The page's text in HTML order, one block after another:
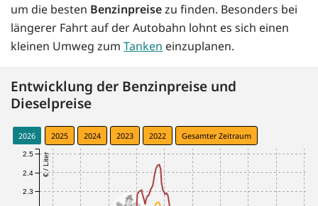
um die besten Benzinpreisezu finden. Besonders bei
längerer Fahrt auf der Autobahn lohnt es sich einen
kleinen Umweg zum Tanken einzuplanen.
Entwicklung der Benzinpreise und
Dieselpreise
2026 2025 2024 2023 2022 Gesamter Zeitraum
€ / Liter
2.3
2.4
2.5